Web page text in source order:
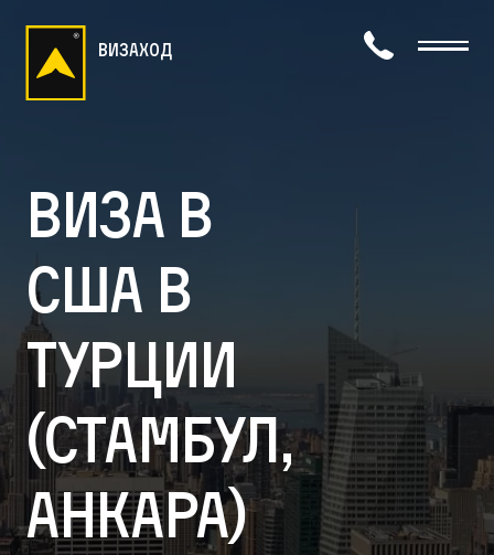
визаход
Виза в
США в
Турции
(Стамбул,
Анкара)